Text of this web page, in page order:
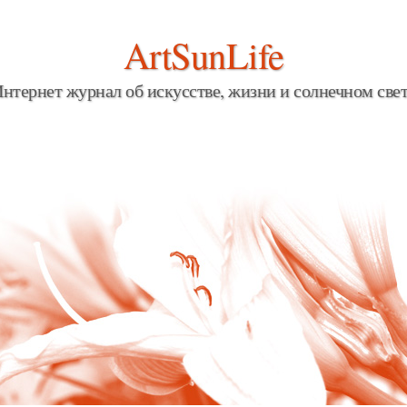
ArtSunLife
журнал об искусстве, жизни и солнечном